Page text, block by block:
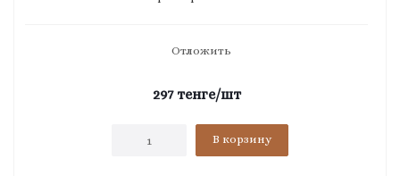
Отложить
297тенге/шт
В корзину